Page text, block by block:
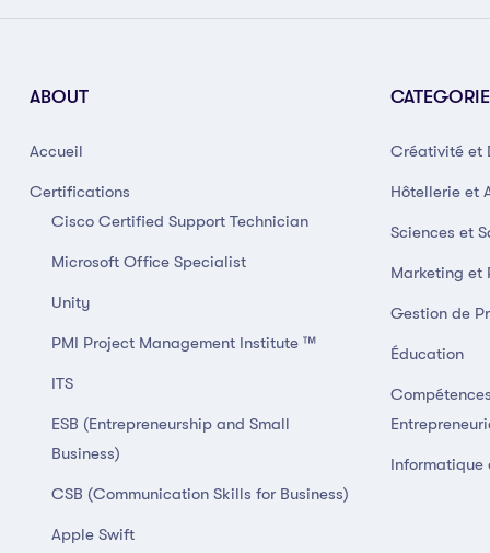
ABOUT
Accueil
Certifications
Cisco Certified Support Technician
Microsoft Office Specialist
Unity
PMI Project Management Institute ™
ITS
ESB (Entrepreneurship and Small
Business)
CSB (Communication Skills for Business)
Apple Swift
Créativité et
Hôtellerie et
Sciences et
Marketing et
Gestion de
Éducation
Informatique